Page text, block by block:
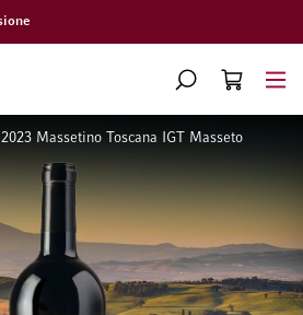
gratuita a partire da CHF 300.–
CERCA
CART
2023 Massetino Toscana IGT Masseto
Vai alla fine della galleria di immagini